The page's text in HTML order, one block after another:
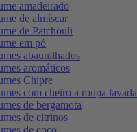
amadeirado
de almíscar
de Patchouli
em pó
abaunilhados
aromáticos
Chipre
com cheiro a roupa lavada
de bergamota
de citrinos
de coco